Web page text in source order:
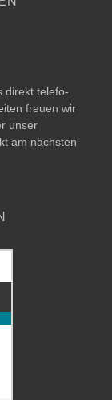
direkt tele­fo­
freu­en wir
unser
am nächs­ten